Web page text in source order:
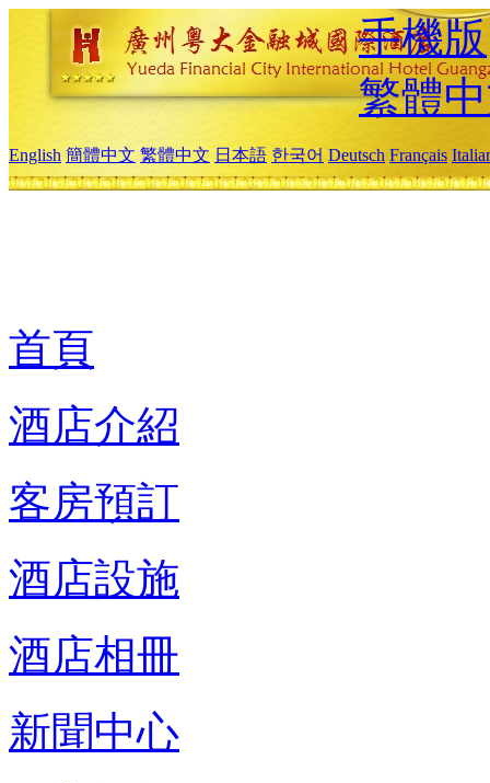
手機版
繁體
English 簡體中文 繁體中文 日本語 한국어 Deutsch Français
首頁
酒店介紹
客房預訂
酒店設施
酒店相冊
新聞中心